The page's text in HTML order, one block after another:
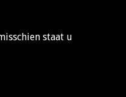
staat u